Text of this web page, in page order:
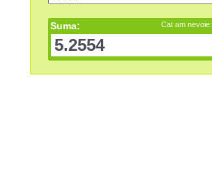
Suma: Cat am nevoie: